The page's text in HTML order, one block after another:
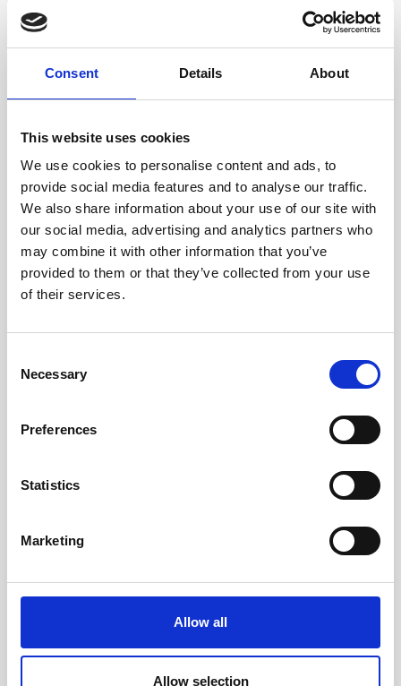
Consent Details About
This website uses cookies
We use cookies to personalise content and ads, to
provide social media features and to analyse our traffic.
We also share information about your use of our site with
our social media, advertising and analytics partners who
may combine it with other information that you’ve
provided to them or that they’ve collected from your use
of their services.
Selection
Necessary
Preferences
Statistics
Marketing
Allow all
Allow selection
Ilmoittaudu mukaan tilaisuuteen 28.11.
Paikka: Poke, Opinahjon yksikkö (Opinahjontie 1, 44120
Äänekoski) tai etänä Teams(työpaja vain livenä,
Sisu Business hanke on Euroopan Unionin osarahoittama
Keski-Suomen Elinkeino-, liikenne ja ympäristökeskuksen
kautta.
Päivämäärä:
Aika:
Hinta:
Sisu Business -hanke
Teams